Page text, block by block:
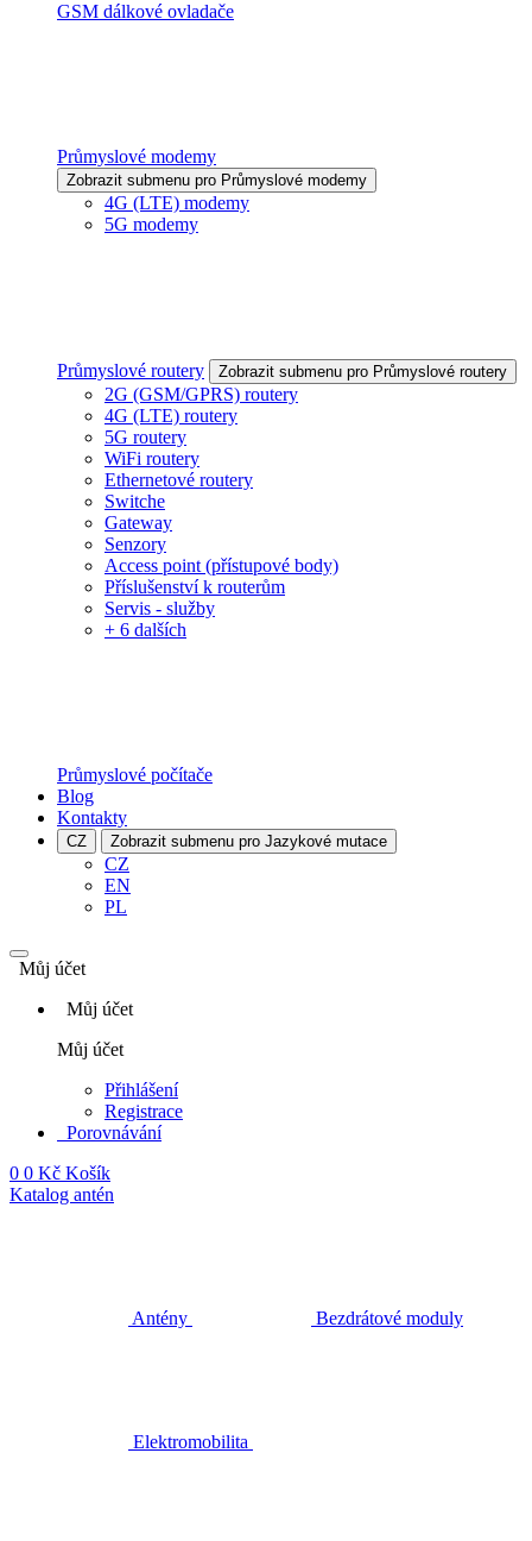
GSM dálkové ovladače
Průmyslové modemy
Zobrazit submenu pro Průmyslové modemy
4G (LTE) modemy
5G modemy
Průmyslové routery Zobrazit submenu pro Průmyslové routery
2G (GSM/GPRS) routery
4G (LTE) routery
5G routery
WiFi routery
Ethernetové routery
Switche
Gateway
Senzory
Access point (přístupové body)
Příslušenství k routerům
Servis - služby
+ 6 dalších
Průmyslové počítače
Blog
Kontakty
CZ Zobrazit submenu pro Jazykové mutace
CZ
EN
PL
Můj účet
Můj účet
Můj účet
Přihlášení
Registrace
Porovnávání
0 0 Kč Košík
Katalog antén
Antény Bezdrátové moduly
Elektromobilita